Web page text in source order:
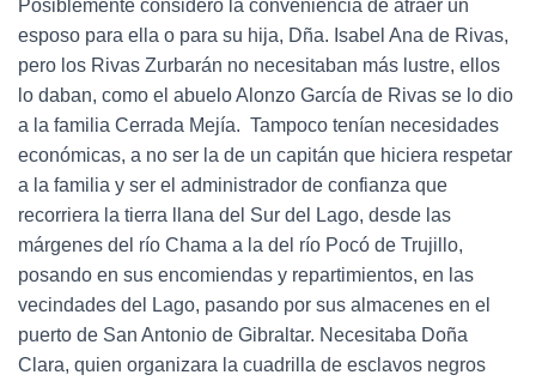
Posiblemente consideró la conveniencia de atraer un
esposo para ella o para su hija, Dña. Isabel Ana de Rivas,
pero los Rivas Zurbarán no necesitaban más lustre, ellos
lo daban, como el abuelo Alonzo García de Rivas se lo dio
a la familia Cerrada Mejía. Tampoco tenían necesidades
económicas, a no ser la de un capitán que hiciera respetar
a la familia y ser el administrador de confianza que
recorriera la tierra llana del Sur del Lago, desde las
márgenes del río Chama a la del río Pocó de Trujillo,
posando en sus encomiendas y repartimientos, en las
vecindades del Lago, pasando por sus almacenes en el
puerto de San Antonio de Gibraltar. Necesitaba Doña
Clara, quien organizara la cuadrilla de esclavos negros